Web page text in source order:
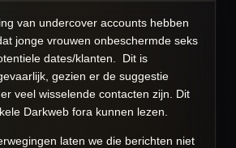
van undercover accounts hebben
jonge vrouwen onbeschermde seks
dates/klanten. Dit is
gezien er de suggestie
veel wisselende contacten zijn. Dit
Darkweb fora kunnen lezen.
laten we die berichten niet